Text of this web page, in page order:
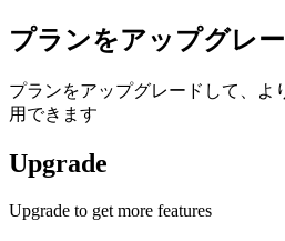
プランをアップグレ
プランをアップグレードして、よ
用できます
Upgrade
Upgrade to get more features